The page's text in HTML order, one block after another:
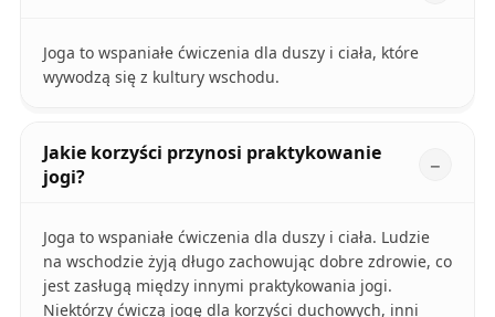
Joga to wspaniałe ćwiczenia dla duszy i ciała, które
wywodzą się z kultury wschodu.
Jakie korzyści przynosi praktykowanie
jogi?
Joga to wspaniałe ćwiczenia dla duszy i ciała. Ludzie
na wschodzie żyją długo zachowując dobre zdrowie, co
jest zasługą między innymi praktykowania jogi.
Niektórzy ćwiczą jogę dla korzyści duchowych, inni